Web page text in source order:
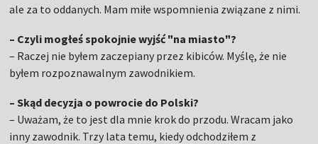
ale za to oddanych. Mam miłe wspomnienia związane z nimi.
– Czyli mogłeś spokojnie wyjść "na miasto"?
– Raczej nie byłem zaczepiany przez kibiców. Myślę, że nie
byłem rozpoznawalnym zawodnikiem.
– Skąd decyzja o powrocie do Polski?
– Uważam, że to jest dla mnie krok do przodu. Wracam jako
inny zawodnik. Trzy lata temu, kiedy odchodziłem z